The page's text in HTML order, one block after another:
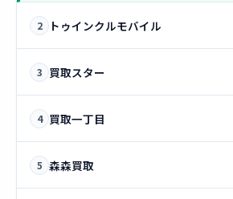
2 トゥインクルモバイル
3 買取スター
4 買取一丁目
5 森森買取